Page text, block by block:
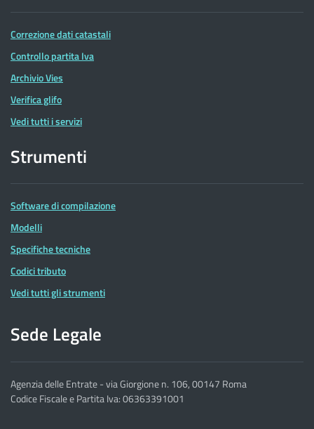
Correzione dati catastali
Controllo partita Iva
Archivio Vies
Verifica glifo
Vedi tutti i servizi
Strumenti
Software di compilazione
Modelli
Specifiche tecniche
Codici tributo
Vedi tutti gli strumenti
Sede Legale
Agenzia delle Entrate - via Giorgione n. 106, 00147 Roma
Codice Fiscale e Partita Iva: 06363391001